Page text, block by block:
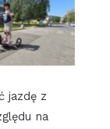
jazdę z
na